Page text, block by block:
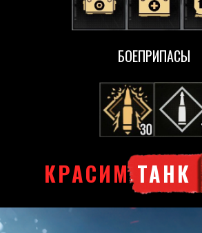
БОЕПРИПАСЫ
КРАСИМТАНК